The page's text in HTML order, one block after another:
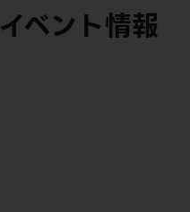
イベント情報